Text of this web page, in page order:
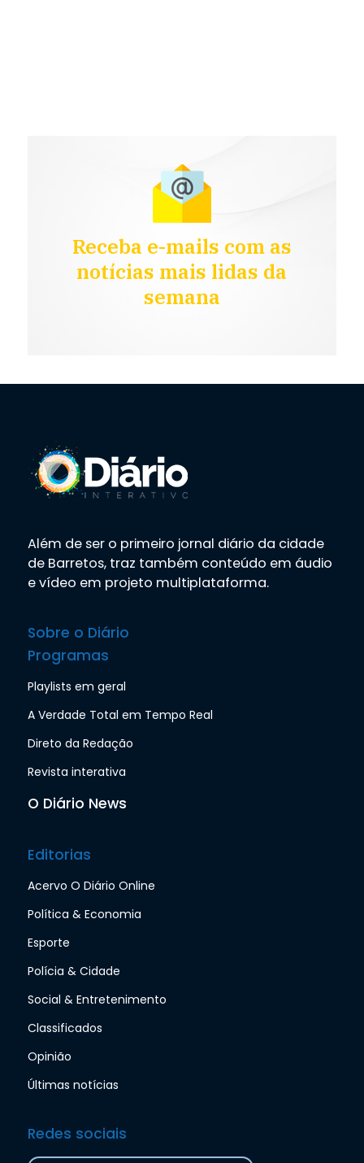
Receba e-mails com as
notícias mais lidas da
semana
Além de ser o primeiro jornal diário da cidade
de Barretos, traz também conteúdo em áudio
e vídeo em projeto multiplataforma.
Sobre o Diário
Programas
Playlists em geral
A Verdade Total em Tempo Real
Direto da Redação
Revista interativa
O Diário News
Editorias
Acervo O Diário Online
Política & Economia
Esporte
Polícia & Cidade
Social & Entretenimento
Classificados
Opinião
Últimas notícias
Redes sociais